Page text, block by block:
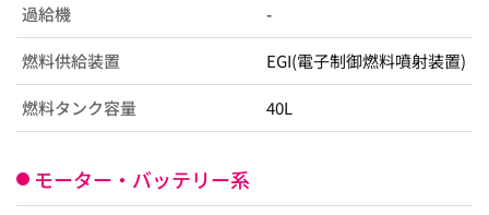
過給機 -
燃料供給装置 EGI(電子制御燃料噴射装置)
燃料タンク容量 40L
モーター・バッテリー系